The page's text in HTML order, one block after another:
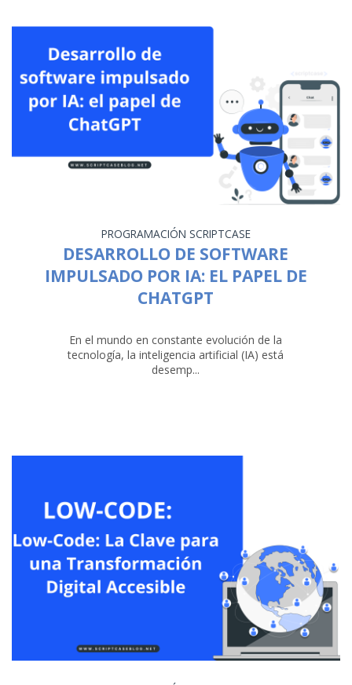
PROGRAMACIÓN SCRIPTCASE
DESARROLLO DE SOFTWARE
IMPULSADO POR IA: EL PAPEL DE
CHATGPT
En el mundo en constante evolución de la
tecnología, la inteligencia artificial (IA) está
desemp...